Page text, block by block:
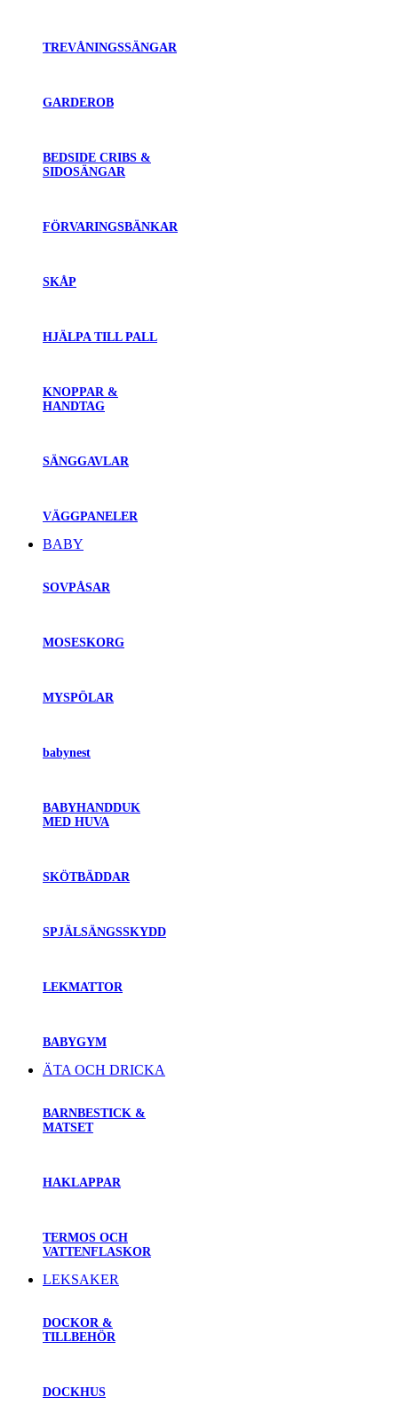
TREVÅNINGSSÄNGAR
GARDEROB
BEDSIDE CRIBS &
SIDOSÄNGAR
FÖRVARINGSBÄNKAR
SKÅP
HJÄLPA TILL PALL
KNOPPAR &
HANDTAG
SÄNGGAVLAR
VÄGGPANELER
BABY
SOVPÅSAR
MOSESKORG
MYSPÖLAR
babynest
BABYHANDDUK
MED HUVA
SKÖTBÄDDAR
SPJÄLSÄNGSSKYDD
LEKMATTOR
BABYGYM
ÄTA OCH DRICKA
BARNBESTICK &
MATSET
HAKLAPPAR
TERMOS OCH
VATTENFLASKOR
LEKSAKER
DOCKOR &
TILLBEHÖR
DOCKHUS